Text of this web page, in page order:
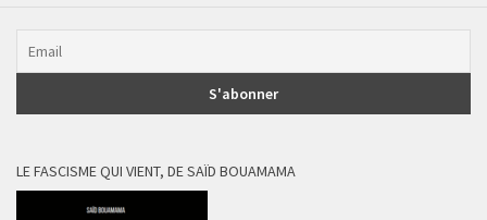
LE FASCISME QUI VIENT, DE SAÏD BOUAMAMA